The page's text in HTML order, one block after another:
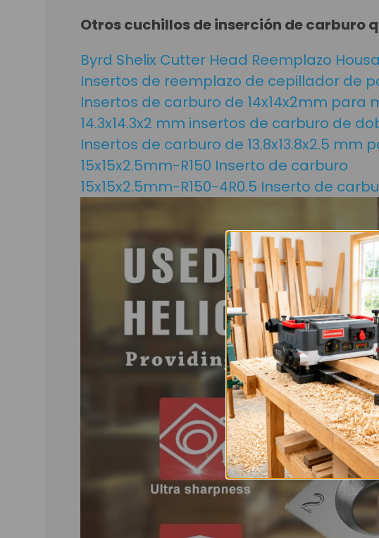
Otros cuchillos de inserción de carburo
Byrd Shelix Cutter Head Reemplazo
Insertos de reemplazo de cepillador de
Insertos de carburo de 14x14x2mm para
14.3x14.3x2 mm insertos de carburo de
Insertos de carburo de 13.8x13.8x2.5
15x15x2.5mm-R150 Inserto de carburo
15x15x2.5mm-R150-4R0.5 Inserto de